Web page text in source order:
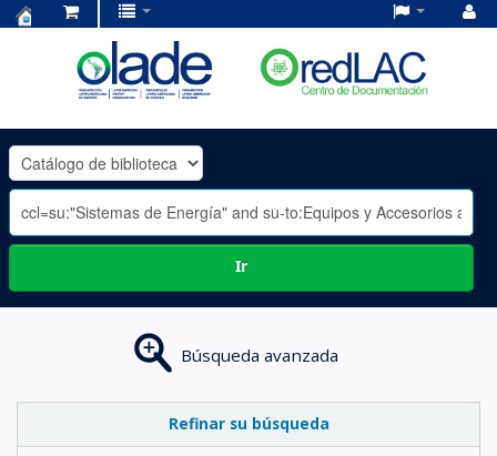
OLADE
-
Ir
Búsqueda avanzada
Refinar su búsqueda